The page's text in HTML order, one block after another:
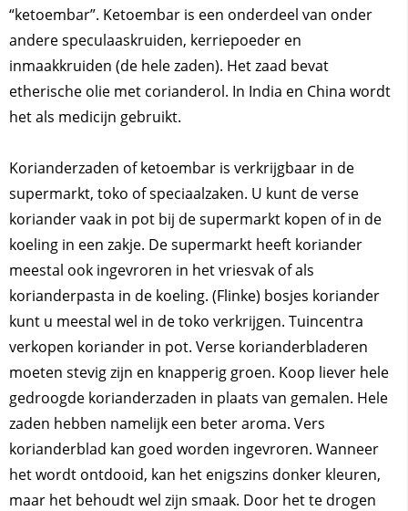
“ketoembar”. Ketoembar is een onderdeel van onder
andere speculaaskruiden, kerriepoeder en
inmaakkruiden (de hele zaden). Het zaad bevat
etherische olie met corianderol. In India en China wordt
het als medicijn gebruikt.
Korianderzaden of ketoembar is verkrijgbaar in de
supermarkt, toko of speciaalzaken. U kunt de verse
koriander vaak in pot bij de supermarkt kopen of in de
koeling in een zakje. De supermarkt heeft koriander
meestal ook ingevroren in het vriesvak of als
korianderpasta in de koeling. (Flinke) bosjes koriander
kunt u meestal wel in de toko verkrijgen. Tuincentra
verkopen koriander in pot. Verse korianderbladeren
moeten stevig zijn en knapperig groen. Koop liever hele
gedroogde korianderzaden in plaats van gemalen. Hele
zaden hebben namelijk een beter aroma. Vers
korianderblad kan goed worden ingevroren. Wanneer
het wordt ontdooid, kan het enigszins donker kleuren,
maar het behoudt wel zijn smaak. Door het te drogen